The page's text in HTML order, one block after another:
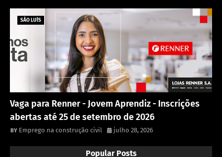
SÃO LUÍS
Vaga para Renner - Jovem Aprendiz - Inscrições
abertas até 25 de setembro de 2026
Emprego na construção civil julho 28, 2026
Popular Posts